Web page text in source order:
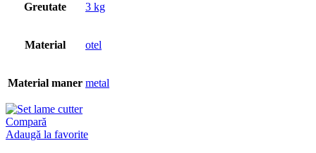
Greutate 3 kg
Material otel
Material maner metal
Compară
Adaugă la favorite